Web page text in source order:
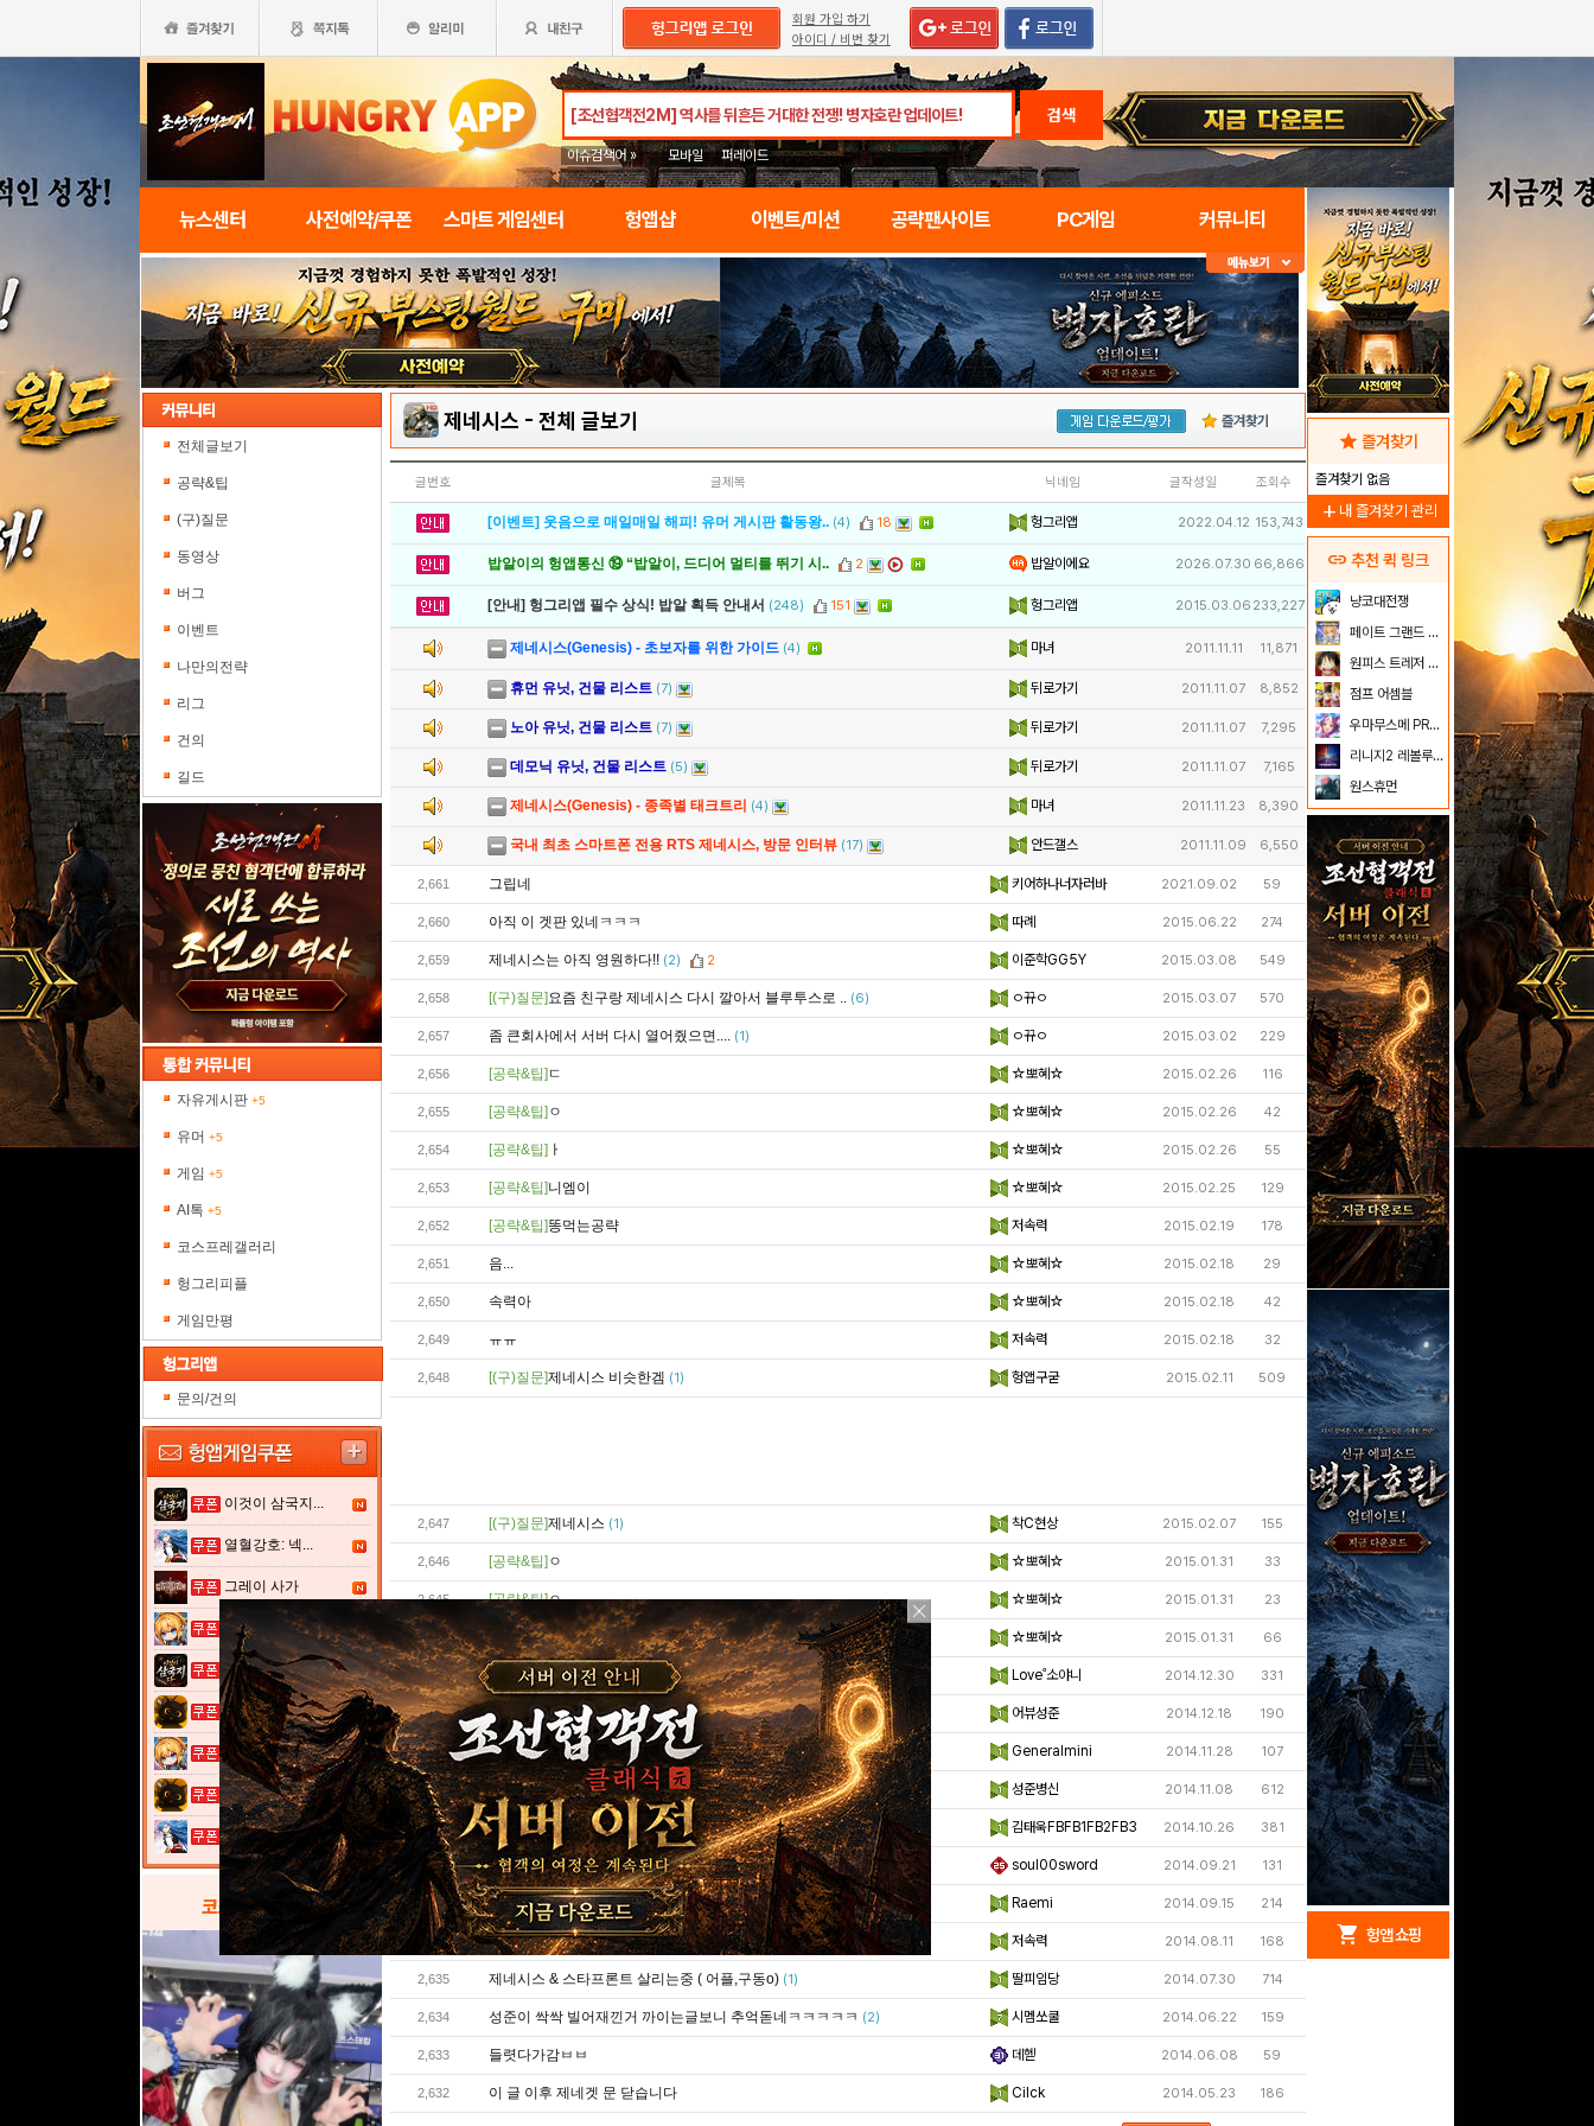
회원 가입 하기
아이디 / 비번 찾기
검색
이슈검색어 » 모바일 퍼레이드
뉴스센터 사전예약/쿠폰 스마트 게임센터 헝앱샵 이벤트/미션 공략팬사이트 PC게임 커뮤니티
전체글보기
공략&팁
(구)질문
동영상
버그
이벤트
나만의전략
리그
건의
길드
자유게시판 +5
유머 +5
게임 +5
AI톡 +5
코스프레갤러리
헝그리피플
게임만평
문의/건의
이것이 삼국지...
열혈강호: 넥...
그레이 사가
여전사 키우기...
이것이 삼국지...
고양이 낚시터...
여전사 키우기...
고양이 낚시터...
열혈강호: 넥...
코스프레 갤러리
제네시스 - 전체 글보기 즐겨찾기
글번호 글제목 닉네임 글작성일 조회수
[이벤트] 웃음으로 매일매일 해피! 유머 게시판 활동왕.. (4) 18 헝그리앱 2022.04.12 153,743
밥알이의 헝앱통신 ⑲ “밥알이, 드디어 멀티를 뛰기 시.. 2 밥알이에요 2026.07.30 66,866
[안내] 헝그리앱 필수 상식! 밥알 획득 안내서 (248) 151 헝그리앱 2015.03.06 233,227
제네시스(Genesis) - 초보자를 위한 가이드 (4) 마녀 2011.11.11 11,871
휴먼 유닛, 건물 리스트 (7) 뒤로가기 2011.11.07 8,852
노아 유닛, 건물 리스트 (7) 뒤로가기 2011.11.07 7,295
데모닉 유닛, 건물 리스트 (5) 뒤로가기 2011.11.07 7,165
제네시스(Genesis) - 종족별 태크트리 (4) 마녀 2011.11.23 8,390
국내 최초 스마트폰 전용 RTS 제네시스, 방문 인터뷰 (17) 안드갤스 2011.11.09 6,550
2,661 그립네 키어하나너자러바 2021.09.02 59
2,660 아직 이 겟판 있네ㅋㅋㅋ 따례 2015.06.22 274
2,659 제네시스는 아직 영원하다!! (2) 2 이준학GG5Y 2015.03.08 549
2,658 [(구)질문]요즘 친구랑 제네시스 다시 깔아서 블루투스로 .. (6) ㅇ뀨ㅇ 2015.03.07 570
2,657 좀 큰회사에서 서버 다시 열어줬으면.... (1) ㅇ뀨ㅇ 2015.03.02 229
2,656 [공략&팁] ㄷ ☆뽀혜☆ 2015.02.26 116
2,655 [공략&팁] ㅇ ☆뽀혜☆ 2015.02.26 42
2,654 [공략&팁] ㅏ ☆뽀혜☆ 2015.02.26 55
2,653 [공략&팁]니엠이 ☆뽀혜☆ 2015.02.25 129
2,652 [공략&팁]똥먹는공략 저속력 2015.02.19 178
2,651 음... ☆뽀혜☆ 2015.02.18 29
2,650 속력아 ☆뽀혜☆ 2015.02.18 42
2,649 ㅠㅠ 저속력 2015.02.18 32
2,648 [(구)질문]제네시스 비슷한겜 (1) 헝앱구굳 2015.02.11 509
2,647 [(구)질문]제네시스 (1) 착C현상 2015.02.07 155
2,646 [공략&팁] ㅇ ☆뽀혜☆ 2015.01.31 33
2,645 [공략&팁]ㅇ ☆뽀혜☆ 2015.01.31 23
2,644 [공략&팁]ㅇ ☆뽀혜☆ 2015.01.31 66
2,643 [공략&팁]아 언제 다시 열리나요 (2) Love˚소야니 2014.12.30 331
2,642 [공략&팁]다들오랜만이다 (1) 어뷰성준 2014.12.18 190
2,641 2014/11/28 Generalmini 2014.11.28 107
2,640 제네후속작 (3) 성준병신 2014.11.08 612
2,639 아 전역하니까 게임이 망햇네 ㅡㅡ (3) 김태욱FBFB1FB2FB3 2014.10.26 381
2,638 망한겜에 왜헝앱이? soul00sword 2014.09.21 131
2,637 [(구)질문]섭종....? (2) Raemi 2014.09.15 214
2,636 여기 추억돋네ㅋㅋ (3) 저속력 2014.08.11 168
2,635 제네시스 & 스타프론트 살리는중 ( 어플,구동o) (1) 딸피임당 2014.07.30 714
2,634 성준이 싹싹 빌어재낀거 까이는글보니 추억돋네ㅋㅋㅋㅋㅋ (2) 시멤쏘쿨 2014.06.22 159
2,633 들렷다가감ㅂㅂ 데헫 2014.06.08 59
2,632 이 글 이후 제네겟 문 닫습니다 Cilck 2014.05.23 186
star 즐겨찾기
즐겨찾기 없음
add 내 즐겨찾기 관리
link 추천 퀵 링크
냥코대전쟁
페이트 그랜드 오더
원피스 트레저 크루즈
점프 어셈블
우마무스메 PRETTY DERBY
리니지2 레볼루션
원스휴먼
redeem 헝앱 경품
구글 플레이 기프트카드
5,000원 (추첨)
100 밥알
shopping_cart 헝앱 쇼핑